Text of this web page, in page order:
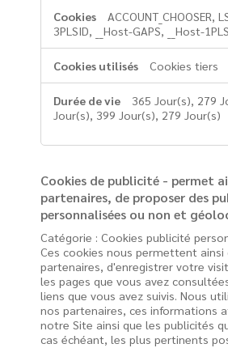
ACCOUNT_CHOOSER,
3PLSID, __Host-GAPS, __Host-
Cookies tiers
365 Jour(s), 279
Jour(s), 399 Jour(s), 279 Jour(s)
Cookies de publicité - permet
partenaires, de proposer des
personnalisées ou non et
Catégorie : Cookies publicité
Ces cookies nous permettent ainsi
partenaires, d'enregistrer votre
les pages que vous avez
liens que vous avez suivis. Nous
nos partenaires, ces informations
notre Site ainsi que les publicités
cas échéant, les plus pertinents